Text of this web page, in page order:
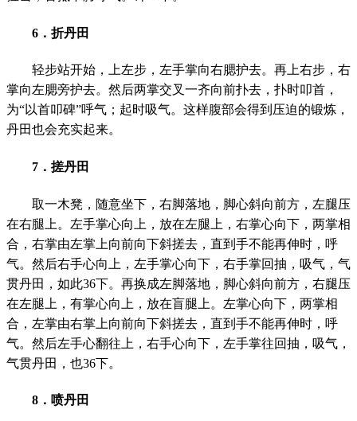
6 ．折丹田
轻步站开始，上左步，左手掌向右腮护去。再上右步，右
掌向左腮旁护去。然后两掌交叉一齐向前扑去，扑时叩首，
为“以首叩碑”呼气；起时吸气。这样腹部会得到压迫的锻炼，
丹田也会充实起来。
7 ．搓丹田
取一木凳，随意坐下，右脚落地，脚心斜向前方，左腿压
在右腿上。左手掌心向上，放在左腿上，右掌心向下，两掌相
合，右掌由左掌上向前向下斜搓去，直到手不能再伸时，呼
气。然后右手心向上，左手掌心向下，右手掌回抽，吸气，气
贯丹田，如此36下。再换成左脚落地，脚心斜向前方，右腿压
在左腿上，有掌心向上，放在盲腿上。左掌心向下，两掌相
合，左掌由右掌上向前向下斜搓去，直到手不能再伸时，呼
气。然后左手心翻往上，右手心向下，左手掌往回抽，吸气，
气贯丹田，也36下。
8 ．喷丹田